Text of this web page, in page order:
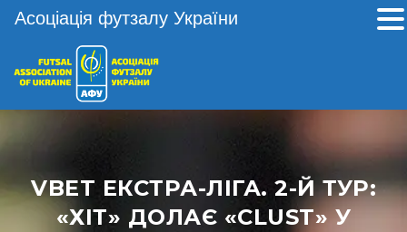
VBET ЕКСТРА-ЛІГА. 2-Й ТУР:
«ХІТ» ДОЛАЄ «CLUST» У
Асоціація футзалу України